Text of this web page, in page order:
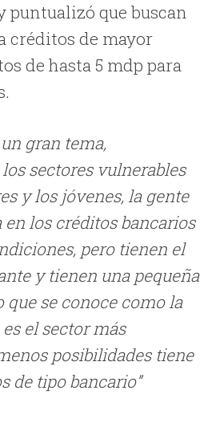
puntualizó que buscan
créditos de mayor
de hasta 5 mdp para
gran tema,
sectores vulnerables
y los jóvenes, la gente
los créditos bancarios
pero tienen el
y tienen una pequeña
que se conoce como la
el sector más
posibilidades tiene
de tipo bancario”